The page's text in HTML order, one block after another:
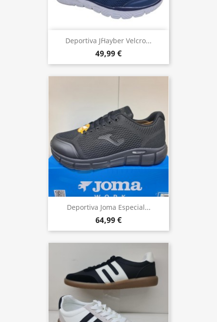
Deportiva J`Hayber Velcro...
49,99 €
Deportiva Joma Especial...
64,99 €